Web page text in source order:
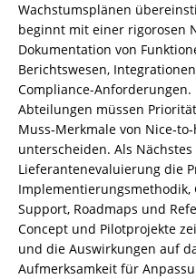
Wachstumsplänen
beginnt mit einer rigorosen
Dokumentation von
Berichtswesen,
Compliance-
Abteilungen müssen
Muss‑Merkmale von
unterscheiden. Als
Lieferantenevaluierung die
Implementierungsmethodik,
Support, Roadmaps und
Concept und Pilotprojekte
und die Auswirkungen auf
Aufmerksamkeit für